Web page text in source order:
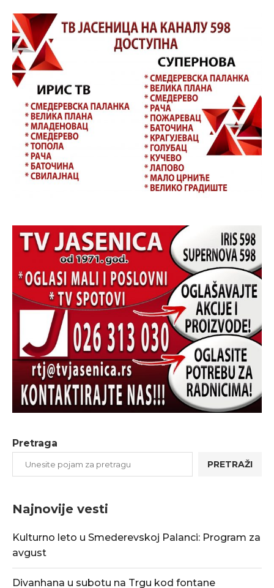
Pretraga
PRETRAŽI
Najnovije vesti
Kulturno leto u Smederevskoj Palanci: Program za
avgust
Divanhana u subotu na Trgu kod fontane